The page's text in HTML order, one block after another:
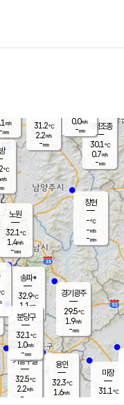
용인
32.3℃
1.6m/s
경기광주
29.5℃
1.9m/s
-mm
가평조종
30.1℃
0.7m/s
-mm
31.2℃
2.2m/s
-mm
창현
-℃
-m/s
-mm
0.0m/s
-mm
마장
31.1℃
노원
32.1℃
1.4m/s
-mm
송파*
32.9℃
1.1 m/s
-mm
℃
m/s
기흥구갈
32.5℃
2.2m/s
-
분당구
32.1℃
1.0m/s
-mm
m/s
-mm